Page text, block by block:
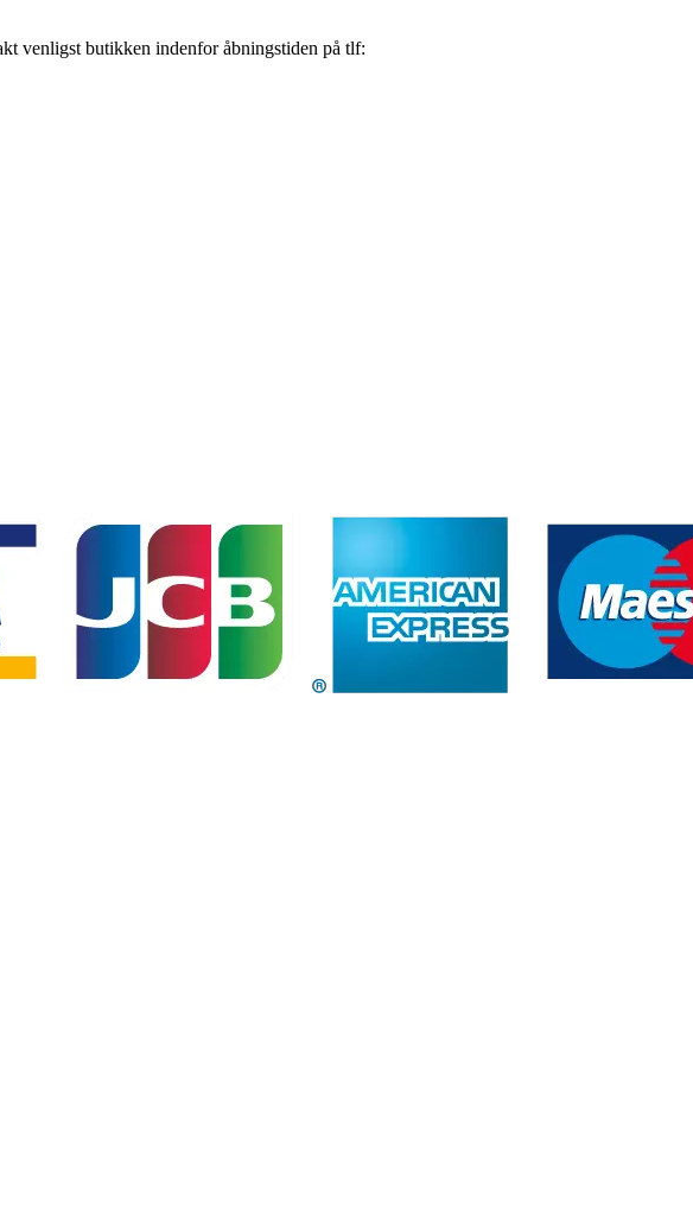
venligst butikken indenfor åbningstiden på tlf: